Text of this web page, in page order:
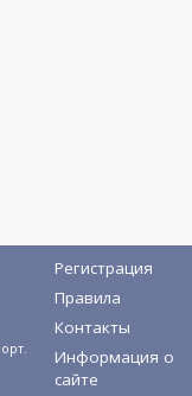
Регистрация
Правила
Контакты
Информация о
сайте